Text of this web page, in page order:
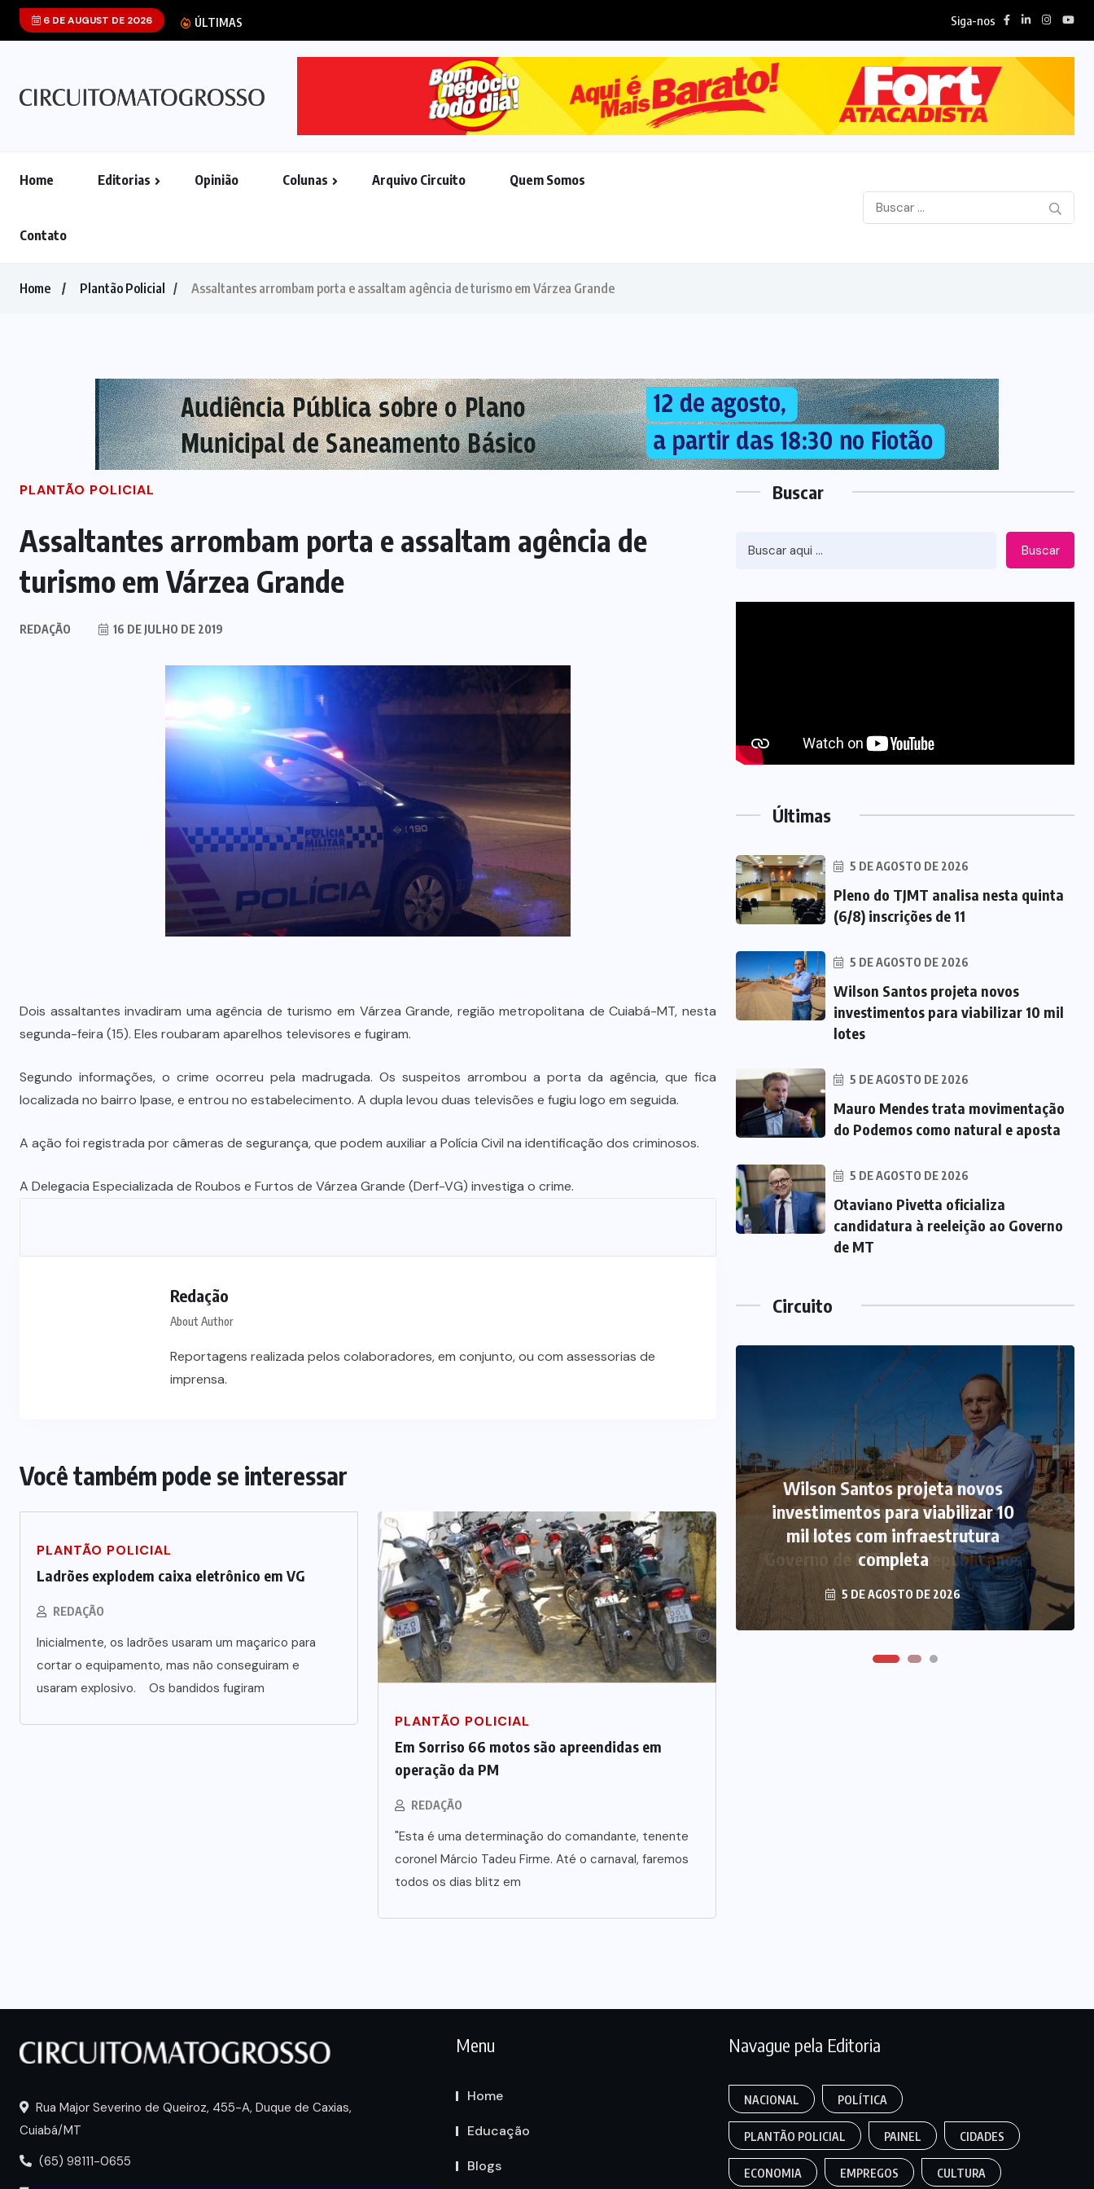
6 DE AUGUST DE 2026 ÚLTIMAS Siga-nos
Home Editorias Opinião Colunas Arquivo Circuito Quem Somos
Contato
Home Plantão Policial Assaltantes arrombam porta e assaltam agência de turismo em Várzea Grande
PLANTÃO POLICIAL
Assaltantes arrombam porta e assaltam agência de
turismo em Várzea Grande
REDAÇÃO 16 DE JULHO DE 2019
Dois assaltantes invadiram uma agência de turismo em Várzea Grande, região metropolitana de Cuiabá-MT, nesta
segunda-feira (15). Eles roubaram aparelhos televisores e fugiram.
Segundo informações, o crime ocorreu pela madrugada. Os suspeitos arrombou a porta da agência, que fica
localizada no bairro Ipase, e entrou no estabelecimento. A dupla levou duas televisões e fugiu logo em seguida.
A ação foi registrada por câmeras de segurança, que podem auxiliar a Polícia Civil na identificação dos criminosos.
A Delegacia Especializada de Roubos e Furtos de Várzea Grande (Derf-VG) investiga o crime.
Redação
About Author
Reportagens realizada pelos colaboradores, em conjunto, ou com assessorias de
imprensa.
Você também pode se interessar
PLANTÃO POLICIAL
Ladrões explodem caixa eletrônico em VG
REDAÇÃO
Inicialmente, os ladrões usaram um maçarico para
cortar o equipamento, mas não conseguiram e
usaram explosivo. Os bandidos fugiram
PLANTÃO POLICIAL
Em Sorriso 66 motos são apreendidas em
operação da PM
REDAÇÃO
"Esta é uma determinação do comandante, tenente
coronel Márcio Tadeu Firme. Até o carnaval, faremos
todos os dias blitz em
Buscar
Buscar
Últimas
5 DE AGOSTO DE 2026
Pleno do TJMT analisa nesta quinta
(6/8) inscrições de 11
5 DE AGOSTO DE 2026
Wilson Santos projeta novos
investimentos para viabilizar 10 mil
lotes
5 DE AGOSTO DE 2026
Mauro Mendes trata movimentação
do Podemos como natural e aposta
5 DE AGOSTO DE 2026
Otaviano Pivetta oficializa
candidatura à reeleição ao Governo
de MT
Circuito
Polícia prende jovem investigado
de prostituição em VG
Wilson Santos projeta novos
investimentos para viabilizar 10
mil lotes com infraestrutura
completa
5 DE AGOSTO DE 2026
Otaviano Pivetta oficializa
candidatura à reeleição ao
Governo de MT pelo Republicanos
5 DE AGOSTO DE 2026
Rua Major Severino de Queiroz, 455-A, Duque de Caxias,
Cuiabá/MT
(65) 98111-0655
Menu
Home
Educação
Blogs
Navague pela Editoria
NACIONAL POLÍTICA
PLANTÃO POLICIAL PAINEL CIDADES
ECONOMIA EMPREGOS CULTURA